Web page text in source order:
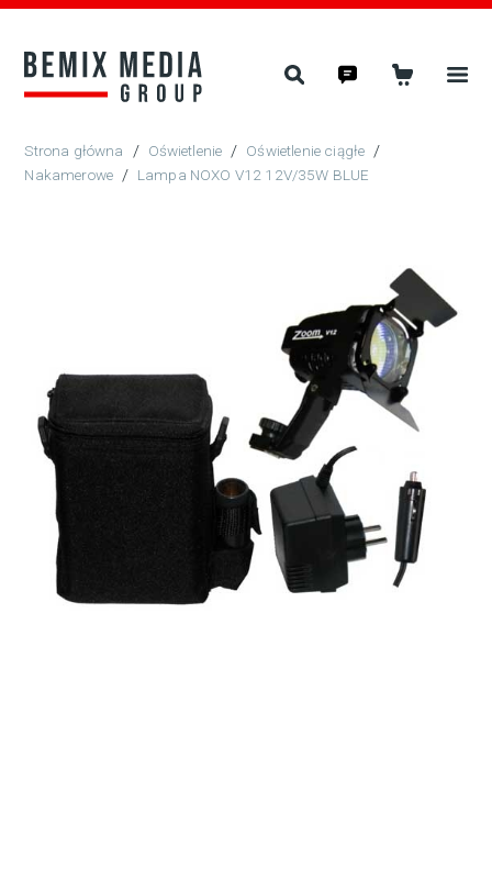
/ Oświetlenie / Oświetlenie ciągłe /
Nakamerowe / Lampa NOXO V12 12V/35W BLUE